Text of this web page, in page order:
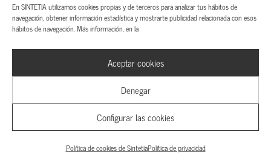
En SINTETIA utilizamos cookies propias y de terceros para analizar tus hábitos de
navegación, obtener información estadística y mostrarte publicidad relacionada con esos
hábitos de navegación. Más información, en la
Aceptar cookies
Denegar
Configurar las cookies
Política de cookies de SintetiaPolítica de privacidad
Finanzas
Economia
Management
es el arma definitiva